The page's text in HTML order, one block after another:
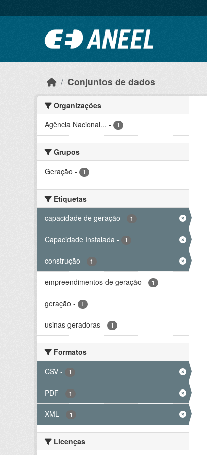
Conjuntos de dados
Organizações
Agência Nacional... - 1
Grupos
Geração - 1
Etiquetas
capacidade de geração - 1
Capacidade Instalada - 1
construção - 1
empreendimentos de geração - 1
geração - 1
usinas geradoras - 1
Formatos
CSV - 1
PDF - 1
XML - 1
Licenças